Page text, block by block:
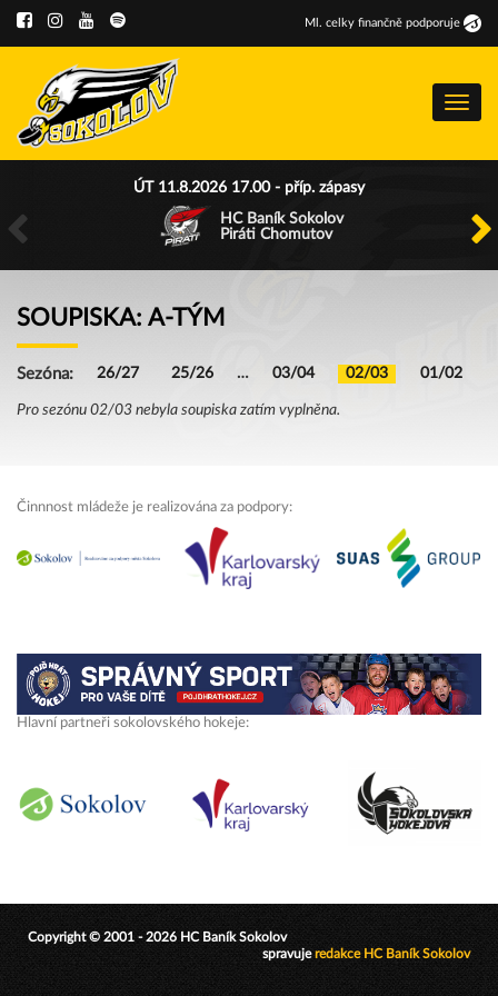
Ml . celky finančně podporuje
Menu
ÚT 11.8.2026 17.00 - příp. zápasy
HC Baník Sokolov
Piráti Chomutov
SOUPISKA: A-TÝM
Sezóna: 26/27 25/26 … 03/04 02/03 01/02
Pro sezónu 02/03 nebyla soupiska zatím vyplněna.
Činnnost mládeže je realizována za podpory:
Hlavní partneři sokolovského hokeje:
Copyright © 2001 - 2026 HC Baník Sokolov
spravujeredakce HC Baník Sokolov